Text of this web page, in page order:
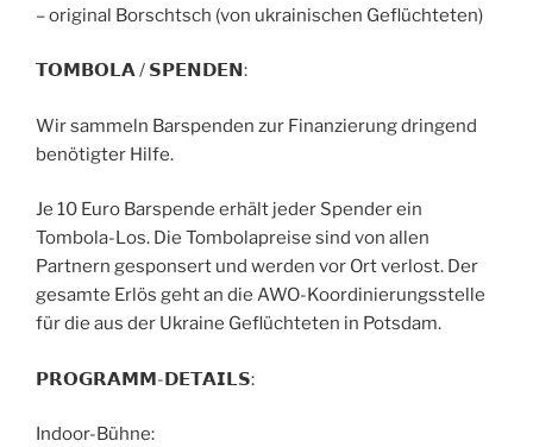
– original Borschtsch (von ukrainischen Geflüchteten)
𝗧𝗢𝗠𝗕𝗢𝗟𝗔 / 𝗦𝗣𝗘𝗡𝗗𝗘𝗡:
Wir sammeln Barspenden zur Finanzierung dringend
benötigter Hilfe.
Je 10 Euro Barspende erhält jeder Spender ein
Tombola-Los. Die Tombolapreise sind von allen
Partnern gesponsert und werden vor Ort verlost. Der
gesamte Erlös geht an die AWO-Koordinierungsstelle
für die aus der Ukraine Geflüchteten in Potsdam.
𝗣𝗥𝗢𝗚𝗥𝗔𝗠𝗠-𝗗𝗘𝗧𝗔𝗜𝗟𝗦:
Indoor-Bühne: